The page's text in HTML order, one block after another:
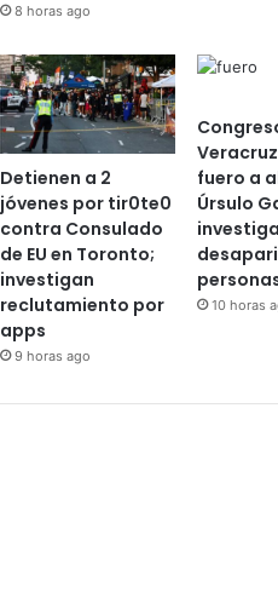
8 horas ago
Detienen a 2
jóvenes por tir0te0
contra Consulado
de EU en Toronto;
investigan
reclutamiento por
apps
9 horas ago
fuero a
Úrsulo
10 horas